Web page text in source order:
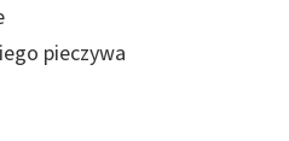
pieczywa
źródeł